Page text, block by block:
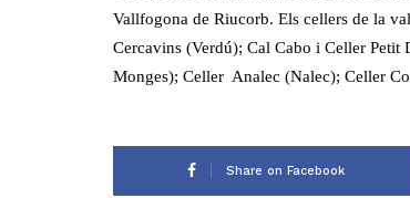
Vallfogona de Riucorb. Els cellers de la
Cercavins (Verdú); Cal Cabo i Celler
Monges); Celler Analec (Nalec); Celler
Share on Facebook